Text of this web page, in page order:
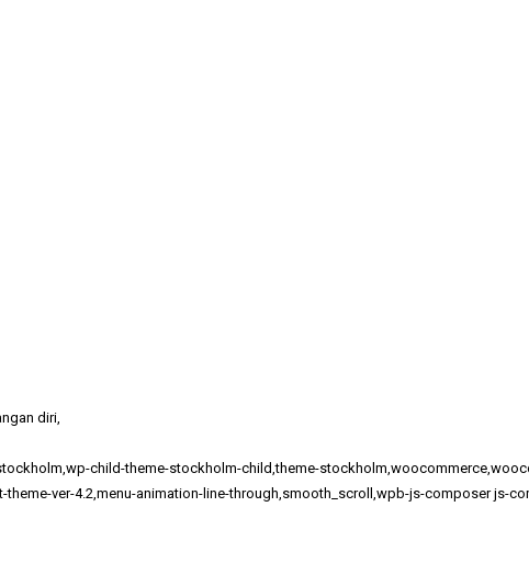
diri,
child-theme-stockholm-child,theme-
ver-4.2,menu-animation-line-through,smooth_scroll,wpb-js-composer js-